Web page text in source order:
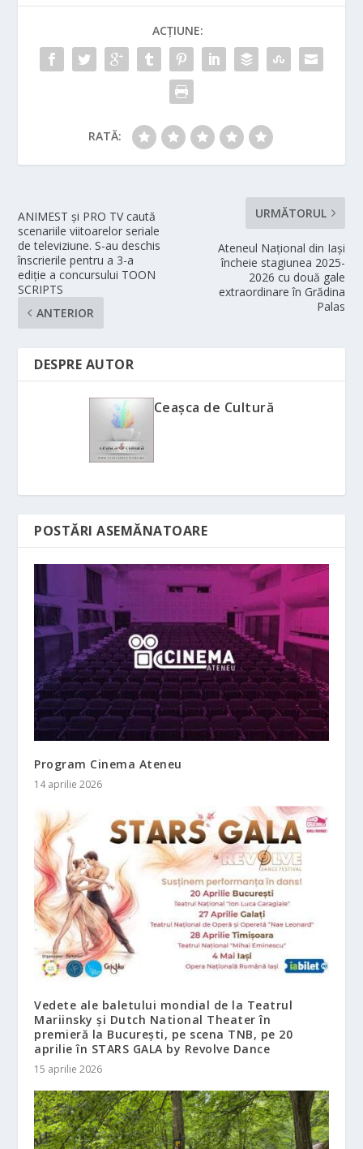
ACȚIUNE:
RATĂ:
ANIMEST și PRO TV caută
scenariile viitoarelor seriale
de televiziune. S-au deschis
înscrierile pentru a 3-a
ediție a concursului TOON
SCRIPTS
ANTERIOR
URMĂTORUL
Ateneul Național din Iași
încheie stagiunea 2025-
2026 cu două gale
extraordinare în Grădina
Palas
DESPRE AUTOR
Ceașca de Cultură
POSTĂRI ASEMĂNATOARE
Program Cinema Ateneu
14 aprilie 2026
Vedete ale baletului mondial de la Teatrul
Mariinsky şi Dutch National Theater în
premieră la București, pe scena TNB, pe 20
aprilie în STARS GALA by Revolve Dance
15 aprilie 2026